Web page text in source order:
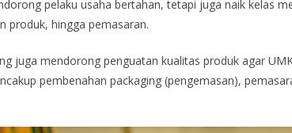
pelaku usaha bertahan, tetapi juga naik kelas
produk, hingga pemasaran.
juga mendorong penguatan kualitas produk agar
pembenahan packaging (pengemasan),